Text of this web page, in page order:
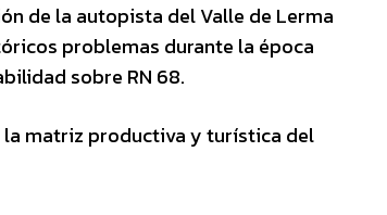
de la autopista del Valle de Lerma
problemas durante la época
sobre RN 68.
la matriz productiva y turística del